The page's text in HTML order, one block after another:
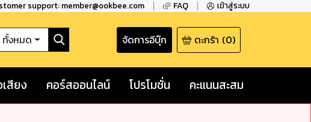
support: member@ookbee.com FAQ เข้าสู่ระบบ
ทั้งหมด จัดการอีบุ๊ก ตะกร้า (0)
สียง คอร์สออนไลน์ โปรโมชั่น คะแนนสะสม